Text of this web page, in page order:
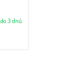
do 3 dnů